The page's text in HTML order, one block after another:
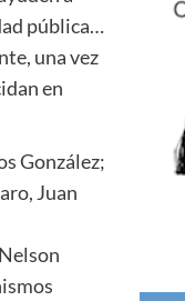
pública…
una vez
en
González;
Juan